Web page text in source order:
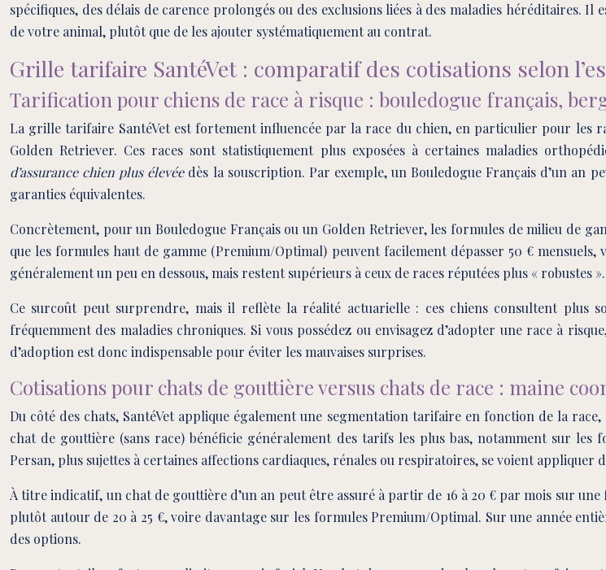
spécifiques, des délais de carence prolongés ou des exclusions liées à des maladies
de votre animal, plutôt que de les ajouter systématiquement au contrat.
Grille tarifaire SantéVet : comparatif des cotisations selon
Tarification pour chiens de race à risque : bouledogue français,
La grille tarifaire SantéVet est fortement influencée par la race du chien, en particulier pour les
Golden Retriever. Ces races sont statistiquement plus exposées à certaines maladies
d’assurance chien plus élevéedès la souscription. Par exemple, un Bouledogue Français d’un an
garanties équivalentes.
Concrètement, pour un Bouledogue Français ou un Golden Retriever, les formules de milieu de
que les formules haut de gamme (Premium/Optimal) peuvent facilement dépasser 50 €
généralement un peu en dessous, mais restent supérieurs à ceux de races réputées plus « robustes ».
Ce surcoût peut surprendre, mais il reflète la réalité actuarielle : ces chiens consultent plus
fréquemment des maladies chroniques. Si vous possédez ou envisagez d’adopter une race à
d’adoption est donc indispensable pour éviter les mauvaises surprises.
Cotisations pour chats de gouttière versus chats de race : maine
Du côté des chats, SantéVet applique également une segmentation tarifaire en fonction de la
chat de gouttière (sans race) bénéficie généralement des tarifs les plus bas, notamment sur
Persan, plus sujettes à certaines affections cardiaques, rénales ou respiratoires, se voient appliquer
À titre indicatif, un chat de gouttière d’un an peut être assuré à partir de 16 à 20 € par mois sur
plutôt autour de 20 à 25 €, voire davantage sur les formules Premium/Optimal. Sur une année
des options.